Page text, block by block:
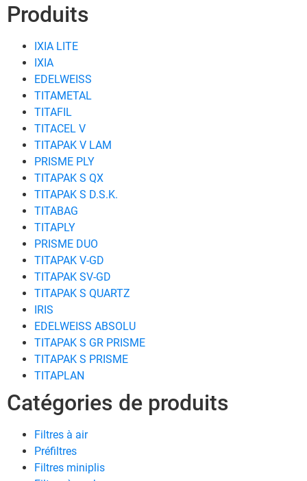
Produits
IXIA LITE
IXIA
EDELWEISS
TITAMETAL
TITAFIL
TITACEL V
TITAPAK V LAM
PRISME PLY
TITAPAK S QX
TITAPAK S D.S.K.
TITABAG
TITAPLY
PRISME DUO
TITAPAK V-GD
TITAPAK SV-GD
TITAPAK S QUARTZ
IRIS
EDELWEISS ABSOLU
TITAPAK S GR PRISME
TITAPAK S PRISME
TITAPLAN
Catégories de produits
Filtres à air
Préfiltres
Filtres miniplis